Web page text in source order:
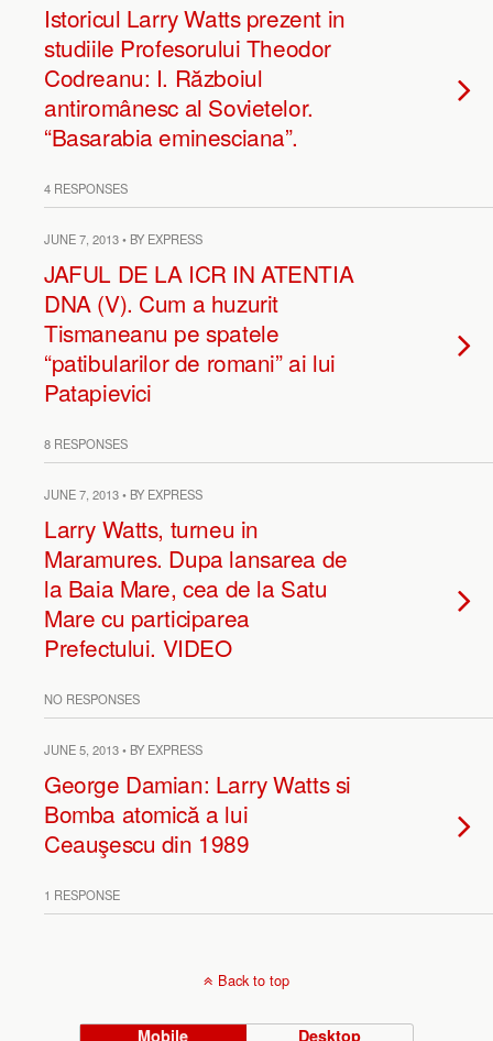
Istoricul Larry Watts prezent in
studiile Profesorului Theodor
Codreanu: I. Războiul
antiromânesc al Sovietelor.
“Basarabia eminesciana”.
4 RESPONSES
JUNE 7, 2013 • BY EXPRESS
JAFUL DE LA ICR IN ATENTIA
DNA (V). Cum a huzurit
Tismaneanu pe spatele
“patibularilor de romani” ai lui
Patapievici
8 RESPONSES
JUNE 7, 2013 • BY EXPRESS
Larry Watts, turneu in
Maramures. Dupa lansarea de
la Baia Mare, cea de la Satu
Mare cu participarea
Prefectului. VIDEO
NO RESPONSES
JUNE 5, 2013 • BY EXPRESS
George Damian: Larry Watts si
Bomba atomică a lui
Ceauşescu din 1989
1 RESPONSE
Back to top
Mobile Desktop